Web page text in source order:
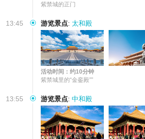
紫禁城的正门
13:45 游览景点: 太和殿
活动时间：约10分钟
紫禁城里的“金銮殿””
13:55 游览景点: 中和殿